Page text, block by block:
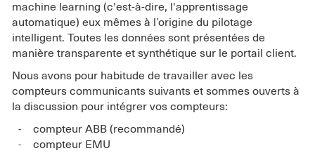
machine learning (c'est-à-dire, l'apprentissage
automatique) eux mêmes à l’origine du pilotage
intelligent. Toutes les données sont présentées de
manière transparente et synthétique sur le portail client.
Nous avons pour habitude de travailler avec les
compteurs communicants suivants et sommes ouverts à
la discussion pour intégrer vos compteurs:
compteur ABB (recommandé)
compteur EMU